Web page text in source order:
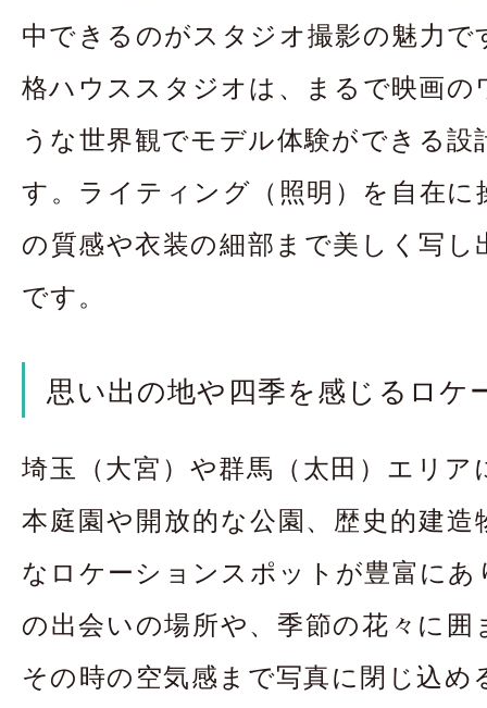
中できるのがスタジオ撮影の魅力で
格ハウススタジオは、まるで映画の
うな世界観でモデル体験ができる
す。ライティング（照明）を自在に
の質感や衣装の細部まで美しく写し
です。
思い出の地や四季を感じるロケ
埼玉（大宮）や群馬（太田）エリア
本庭園や開放的な公園、歴史的建造
なロケーションスポットが豊富にあ
の出会いの場所や、季節の花々に囲
その時の空気感まで写真に閉じ込め